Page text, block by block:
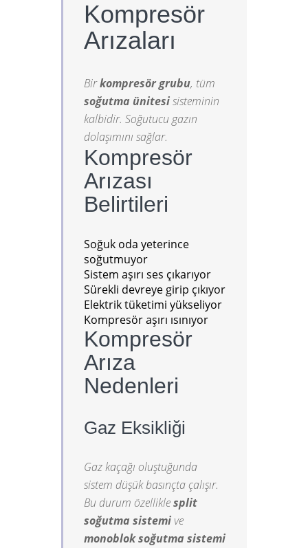
Kompresör
Arızaları
Birkompresör grubu, tüm
soğutma ünitesisisteminin
kalbidir. Soğutucu gazın
dolaşımını sağlar.
Kompresör
Arızası
Belirtileri
Soğuk oda yeterince
soğutmuyor
Sistem aşırı ses çıkarıyor
Sürekli devreye girip çıkıyor
Elektrik tüketimi yükseliyor
Kompresör aşırı ısınıyor
Kompresör
Arıza
Nedenleri
Gaz Eksikliği
Gaz kaçağı oluştuğunda
sistem düşük basınçta çalışır.
Bu durum özelliklesplit
soğutma sistemi ve
monoblok soğutma sistemi